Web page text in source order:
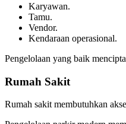
Karyawan.
Tamu.
Vendor.
Kendaraan operasional.
Pengelolaan yang baik
Rumah Sakit
Rumah sakit membutuhkan